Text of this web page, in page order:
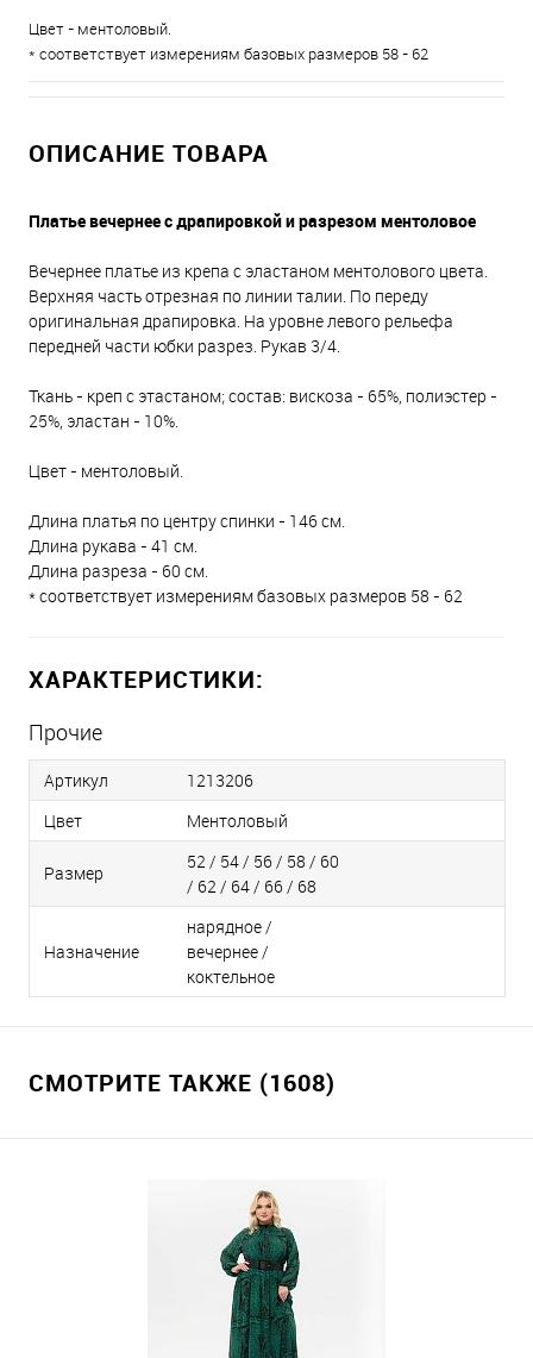
Цвет - ментоловый.
* соответствует измерениям базовых размеров 58 - 62
ОПИСАНИЕ ТОВАРА
Платье вечернее с драпировкой и разрезом ментоловое
Вечернее платье из крепа с эластаном ментолового цвета.
Верхняя часть отрезная по линии талии. По переду
оригинальная драпировка. На уровне левого рельефа
передней части юбки разрез. Рукав 3/4.
Ткань - креп с этастаном; состав: вискоза - 65%, полиэстер -
25%, эластан - 10%.
Цвет - ментоловый.
Длина платья по центру спинки - 146 см.
Длина рукава - 41 см.
Длина разреза - 60 см.
* соответствует измерениям базовых размеров 58 - 62
ХАРАКТЕРИСТИКИ:
Прочие
Артикул
1213206
Цвет
Ментоловый
Размер
52 / 54 / 56 / 58 / 60
/ 62 / 64 / 66 / 68
Назначение
нарядное /
вечернее /
коктельное
СМОТРИТЕ ТАКЖЕ (1608)